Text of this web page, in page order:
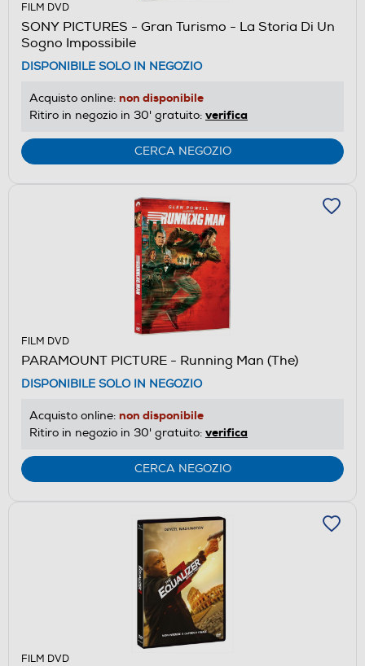
FILM DVD
SONY PICTURES - Gran Turismo - La Storia Di Un
Sogno Impossibile
DISPONIBILE SOLO IN NEGOZIO
Acquisto online: non disponibile
Ritiro in negozio in 30' gratuito: verifica
CERCA NEGOZIO
FILM DVD
PARAMOUNT PICTURE - Running Man (The)
DISPONIBILE SOLO IN NEGOZIO
Acquisto online: non disponibile
Ritiro in negozio in 30' gratuito: verifica
CERCA NEGOZIO
FILM DVD